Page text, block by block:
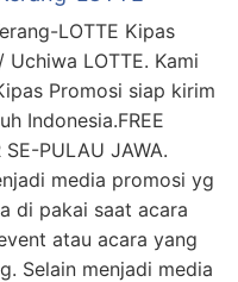
LOTTE Kipas
Uchiwa LOTTE. Kami
Promosi siap kirim
Indonesia.FREE
SE-PULAU JAWA.
media promosi yg
di pakai saat acara
atau acara yang
Selain menjadi media